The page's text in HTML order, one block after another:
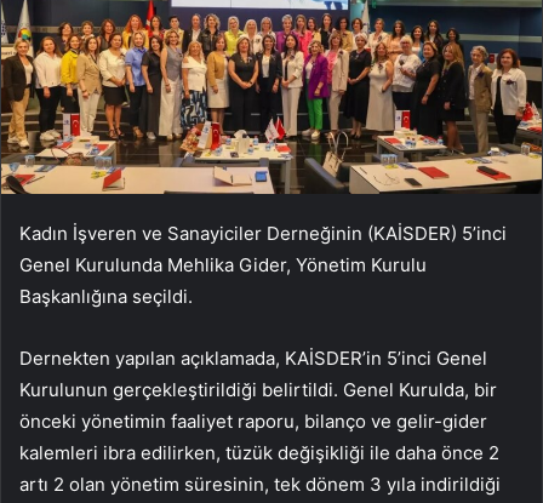
Kadın İşveren ve Sanayiciler Derneğinin (KAİSDER) 5’inci
Genel Kurulunda Mehlika Gider, Yönetim Kurulu
Başkanlığına seçildi.
Dernekten yapılan açıklamada, KAİSDER’in 5’inci Genel
Kurulunun gerçekleştirildiği belirtildi. Genel Kurulda, bir
önceki yönetimin faaliyet raporu, bilanço ve gelir-gider
kalemleri ibra edilirken, tüzük değişikliği ile daha önce 2
artı 2 olan yönetim süresinin, tek dönem 3 yıla indirildiği